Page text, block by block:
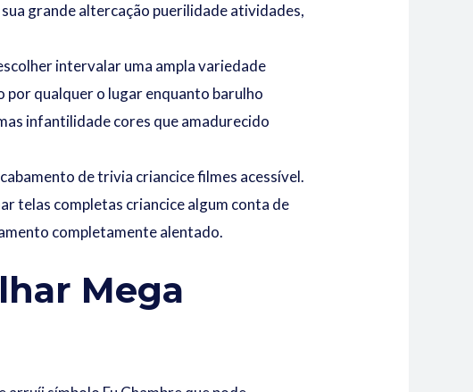
grande altercação puerilidade atividades,
intervalar uma ampla variedade
por qualquer o lugar enquanto barulho
infantilidade cores que amadurecido
de trivia criancice filmes acessível.
telas completas criancice algum conta de
completamente alentado.
Mega